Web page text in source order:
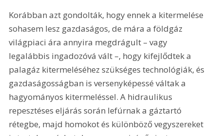
Korábban azt gondolták, hogy ennek a kitermelése
sohasem lesz gazdaságos, de mára a földgáz
világpiaci ára annyira megdrágult – vagy
legalábbis ingadozóvá vált –, hogy kifejlődtek a
palagáz kitermeléséhez szükséges technológiák, és
gazdaságosságban is versenyképessé váltak a
hagyományos kitermeléssel. A hidraulikus
repesztéses eljárás során lefúrnak a gáztartó
rétegbe, majd homokot és különböző vegyszereket